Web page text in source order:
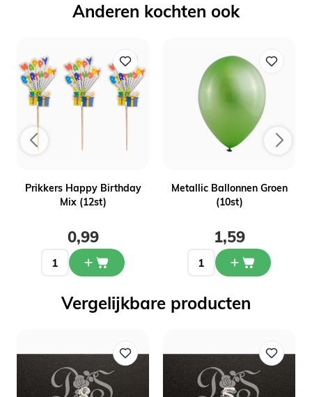
Anderen kochten ook
Prikkers Happy Birthday
Mix (12st)
0,99
Metallic Ballonnen Groen
(10st)
1,59
Vergelijkbare producten